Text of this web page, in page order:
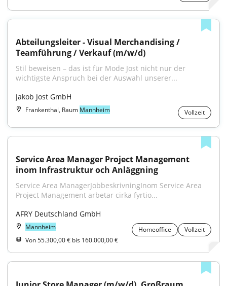
Abteilungsleiter - Visual Merchandising /
Teamführung / Verkauf (m/w/d)
Stil beweisen – das ist für Mode Jost nicht nur der
wichtigste Anspruch bei der Auswahl unserer...
Jakob Jost GmbH
Frankenthal, Raum Mannheim Vollzeit
Service Area Manager Project Management
inom Infrastruktur och Anläggning
Service Area ManagerJobbeskrivningInom Service Area
Project Management arbetar cirka fyrtio...
AFRY Deutschland GmbH
Mannheim Homeoffice
Vollzeit
Von 55.300,00 € bis 160.000,00 €